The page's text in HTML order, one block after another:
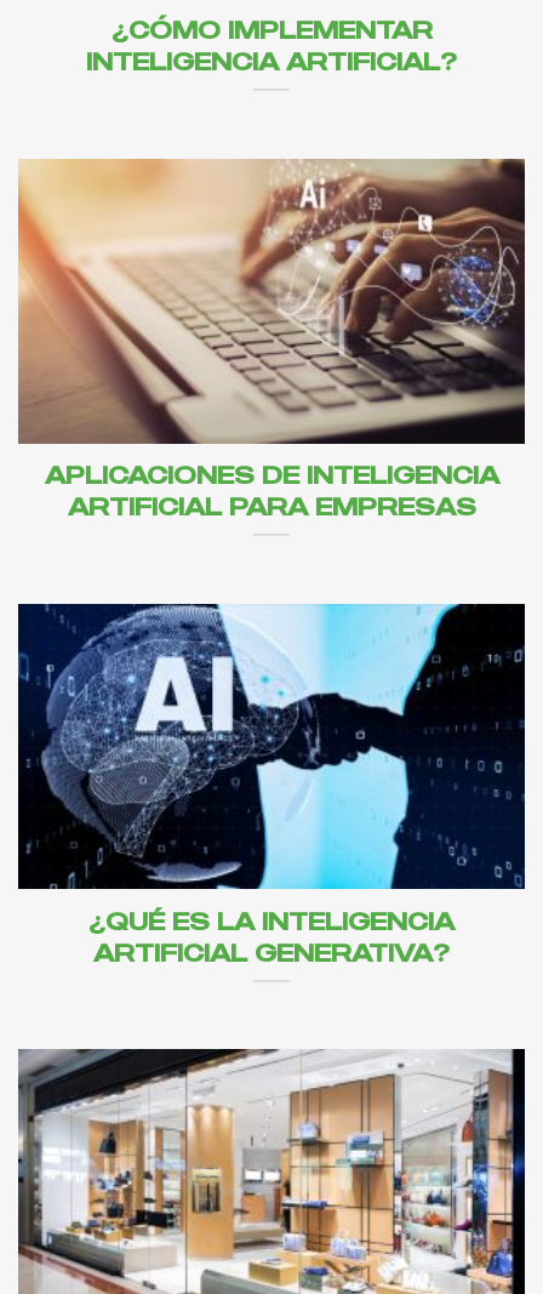
¿CÓMO IMPLEMENTAR
INTELIGENCIA ARTIFICIAL?
APLICACIONES DE INTELIGENCIA
ARTIFICIAL PARA EMPRESAS
¿QUÉ ES LA INTELIGENCIA
ARTIFICIAL GENERATIVA?